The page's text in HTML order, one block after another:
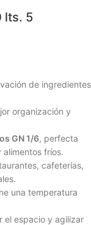
lts. 5
de ingredientes
organización y
GN 1/6, perfecta
fríos.
cafeterías,
una temperatura
el espacio y agilizar